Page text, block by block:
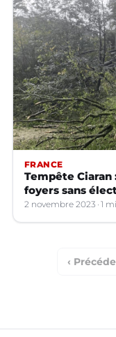
FRANCE
Tempête Ciaran
foyers sans
2 novembre 2023 1
‹